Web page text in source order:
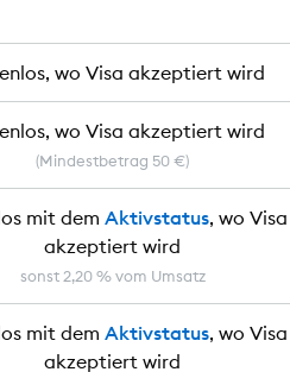
wo Visa akzeptiert wird
wo Visa akzeptiert wird
(Mindestbetrag 50 €)
mit demAktivstatus, wo Visa
akzeptiert wird
sonst 2,20 % vom Umsatz
mit demAktivstatus, wo Visa
akzeptiert wird